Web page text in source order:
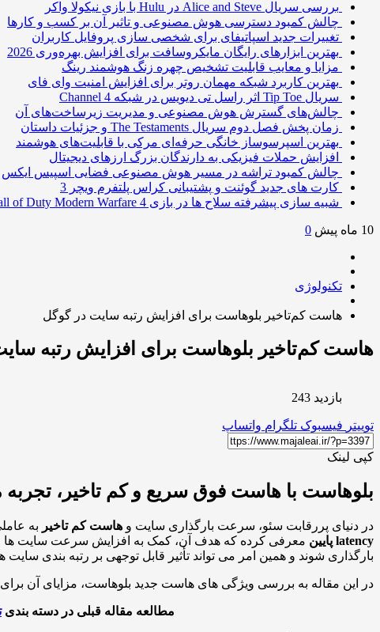
بررسی سریال Alice and Steve در Hulu با بازی نیکولا واکر
چالش کمبود دسترسی هوش مصنوعی و تاثیر آن بر کسب و کارها
تغییرات جدید اسپاتیفای برای شخصی سازی پروفایل کاربران
بهترین ابزارهای رایگان مایکروسافت برای افزایش بهره‌وری 2026
مزایا و معایب قابلیت تشخیص چهره زنگ هوشمند رینگ
بهترین کاربرد شبکه مهمان روتر برای افزایش امنیت وای فای
سریال Tip Toe اثر راسل تی دیویس در شبکه Channel 4
چالش‌های گسترش هوش مصنوعی و مدیریت زیرساخت‌های آن
زمان پخش فصل دوم سریال The Testaments و جزئیات داستان
بهترین اسپرسوساز خانگی حرفه‌ای مرکی با قابلیت‌های هوشمند
افزایش حملات فیزیکی به دارندگان بزرگ ارزهای دیجیتال
چالش کمبود تراشه در مسیر هوش مصنوعی فضایی اسپیس ایکس
کارت های جدید گوئنت و پشتیبانی کراس پلتفرم ویچر 3
شبیه سازی پیشرفته سلاح ها در بازی Call of Duty Modern Warfare 4
10 ماه پیش 0
تکنولوژی
هاست کم‌تاخیر بلوهاست برای افزایش رتبه سایت در گوگل
هاست کم‌تاخیر بلوهاست برای افزایش رتبه
بازدید 243
توییتر فیسبوک تلگرام واتساپ
کپی لینک
بلوهاست با هاست فوق سریع و کم تاخیر، تجربه
در دنیای پررقابت سئو، سرعت بارگذاری سایت و هاست کم تاخیر به
latency پایین
معرفی کرده که هدف آن، کمک به افزایش سرعت سایت ها
بارگذاری شوند و همین امر می تواند تأثیر قابل توجهی بر رتبه بندی
در این مقاله به بررسی ویژگی های هاست جدید بلوهاست، مزایای آن
مطالعه مقاله قبلی در دسته بندی